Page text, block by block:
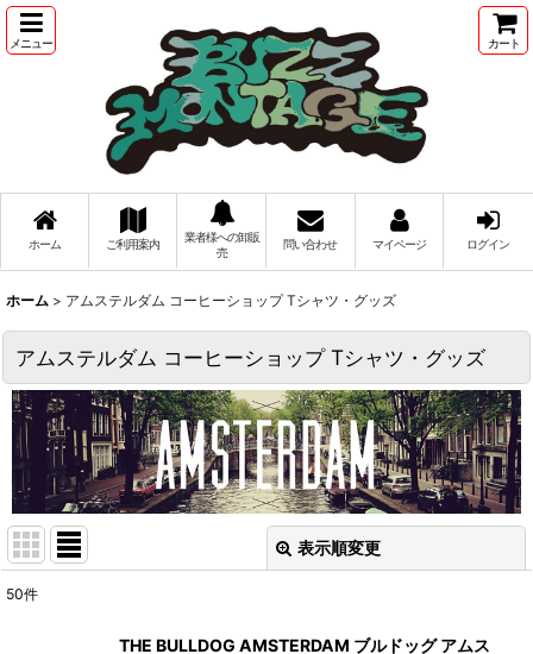
メニュー カート
ホーム ご利用案内
業者様への卸販
売
問い合わせ マイページ ログイン
ホーム > アムステルダム コーヒーショップ Tシャツ・グッズ
アムステルダム コーヒーショップ Tシャツ・グッズ
表示順変更
50件
THE BULLDOG AMSTERDAM ブルドッグ アムス